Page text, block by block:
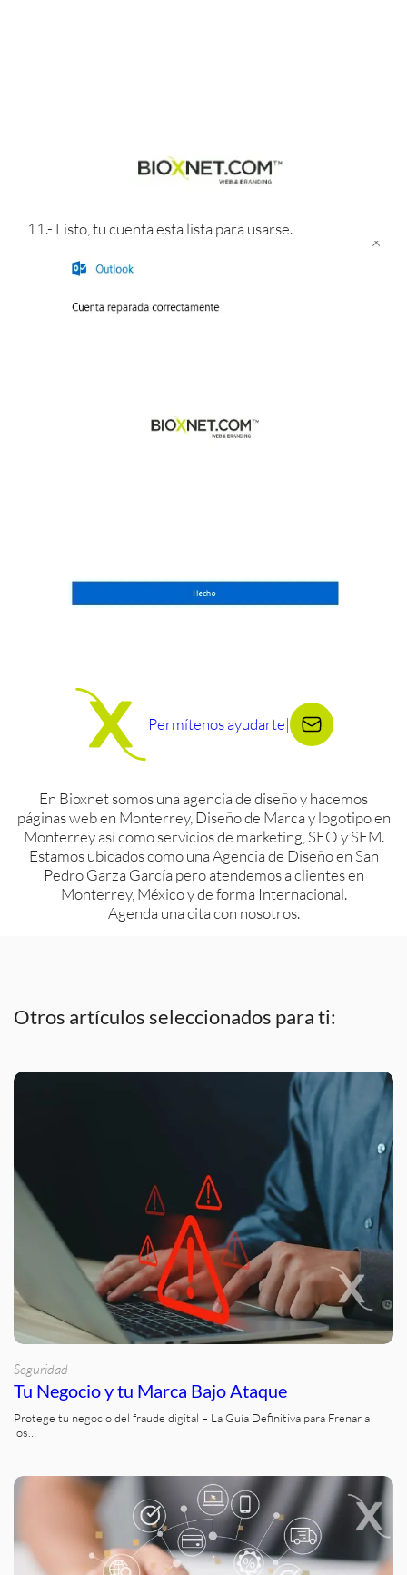
11.- Listo, tu cuenta esta lista para usarse.
Permítenos ayudarte|
En Bioxnet somos una agencia de diseño y hacemos
páginas web en Monterrey, Diseño de Marca y logotipo en
Monterrey así como servicios de marketing, SEO y SEM.
Estamos ubicados como una Agencia de Diseño en San
Pedro Garza García pero atendemos a clientes en
Monterrey, México y de forma Internacional.
Agenda una cita con nosotros.
Otros artículos seleccionados para ti:
Seguridad
Tu Negocio y tu Marca Bajo Ataque
Protege tu negocio del fraude digital – La Guía Definitiva para Frenar a
los…